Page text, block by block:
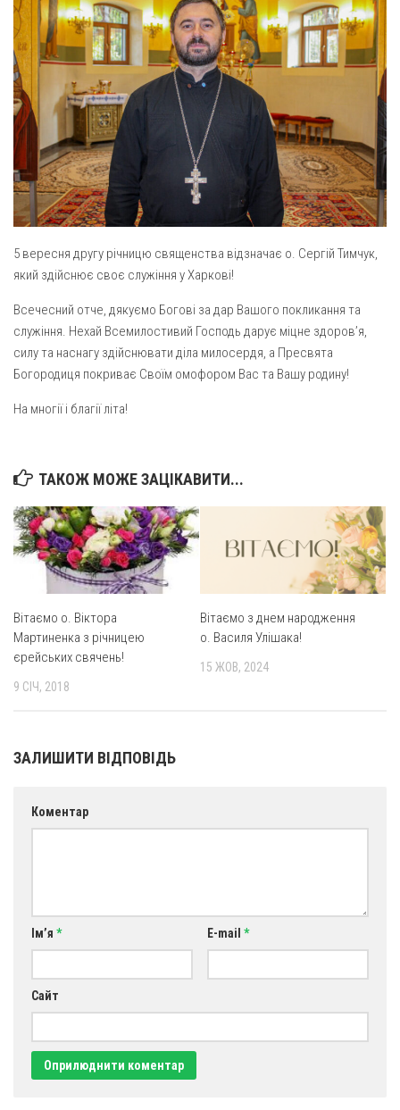
Архистратига Михаїла (м. Люботин)
Покрови Пресвятої Богородиці (с. Вільча)
Преображенська парафія (м. Лозова)
Парафія Благовіщення Пресвятої Богородиці (смт
Золочів)
Парафія Різдва Пресвятої Богородиці м. Берестин
(Красноград)
Парохії Полтавської області
Пресвятої Трійці (м. Полтава)
Всіх Святих українського народу (м. Полтава)
Свято-Юріївська парафія (м. Полтава)
Архистратига Михаїла (с. Пригарівка)
Благовіщення Пресвятої Богородиці (с. Шевченки)
Введення у храм Пресвятої Богородиці (с. Дашківка)
Вознесіння ГНІХ (с. Витівка)
Різдва Пресвятої Богородиці (с. Вільховатка)
Св. Апостола Андрія Первозванного (с. Засулля)
Св. Миколая (с. Деменки)
Успіння Пресвятої Богородиці (м. Кременчук)
Успіння Пресвятої Богородиці (м. Лубни)
Парохії Сумської області
Введення в храм Богородиці (м. Суми)
Свято-Покровський монастир оо Василіян
Св. Йосифа ОПДМ
Комісії
Комісія у справах молоді
Комісія у справах родини
Спільноти
Газета Християнський голос
Надруковані числа
Молитви
Галерея
Рух pro-life
5 вересня другу річницю священства відзначає о. Сергій Тимчук,
який здійснює своє служіння у Харкові!
Всечесний отче, дякуємо Богові за дар Вашого покликання та
служіння. Нехай Всемилостивий Господь дарує міцне здоровʼя,
силу та наснагу здійснювати діла милосердя, а Пресвята
Богородиця покриває Своїм омофором Вас та Вашу родину!
На многії і благії літа!
ТАКОЖ МОЖЕ ЗАЦІКАВИТИ...
Вітаємо о. Віктора
Мартиненка з річницею
єрейських свячень!
9 СІЧ, 2018
Вітаємо з днем народження
о. Василя Улішака!
15 ЖОВ, 2024
ЗАЛИШИТИ ВІДПОВІДЬ
Коментар
Ім’я * E-mail *
Сайт